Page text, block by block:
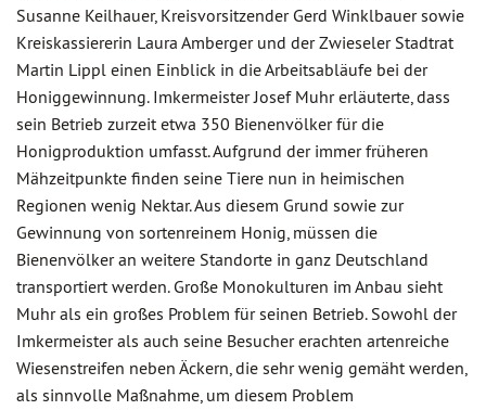
Susanne Keilhauer, Kreisvorsitzender Gerd Winklbauer sowie
Kreiskassiererin Laura Amberger und der Zwieseler Stadtrat
Martin Lippl einen Einblick in die Arbeitsabläufe bei der
Honiggewinnung. Imkermeister Josef Muhr erläuterte, dass
sein Betrieb zurzeit etwa 350 Bienenvölker für die
Honigproduktion umfasst. Aufgrund der immer früheren
Mähzeitpunkte finden seine Tiere nun in heimischen
Regionen wenig Nektar. Aus diesem Grund sowie zur
Gewinnung von sortenreinem Honig, müssen die
Bienenvölker an weitere Standorte in ganz Deutschland
transportiert werden. Große Monokulturen im Anbau sieht
Muhr als ein großes Problem für seinen Betrieb. Sowohl der
Imkermeister als auch seine Besucher erachten artenreiche
Wiesenstreifen neben Äckern, die sehr wenig gemäht werden,
als sinnvolle Maßnahme, um diesem Problem